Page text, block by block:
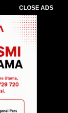
CLOSE ADS